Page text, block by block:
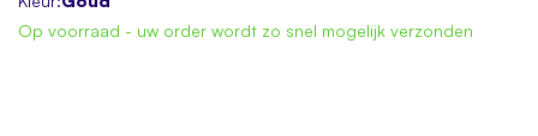
Op voorraad - uw order wordt zo snel mogelijk verzonden
beginning